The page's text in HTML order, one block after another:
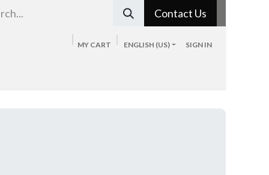
Contact Us
MY CART ENGLISH (US) SIGN IN